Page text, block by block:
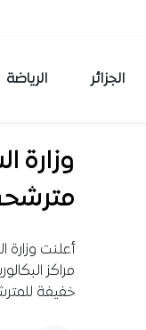
الجزائر الرياضة
وزارة
أعلنت وزارة
مراكز
خفيفة